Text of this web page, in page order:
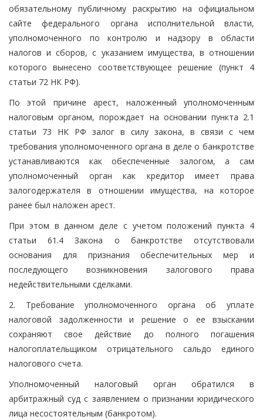
обязательному публичному раскрытию на официальном
сайте федерального органа исполнительной власти,
уполномоченного по контролю и надзору в области
налогов и сборов, с указанием имущества, в отношении
которого вынесено соответствующее решение (пункт 4
статьи 72 НК РФ).
По этой причине арест, наложенный уполномоченным
налоговым органом, порождает на основании пункта 2.1
статьи 73 НК РФ залог в силу закона, в связи с чем
требования уполномоченного органа в деле о банкротстве
устанавливаются как обеспеченные залогом, а сам
уполномоченный орган как кредитор имеет права
залогодержателя в отношении имущества, на которое
ранее был наложен арест.
При этом в данном деле с учетом положений пункта 4
статьи 61.4 Закона о банкротстве отсутствовали
основания для признания обеспечительных мер и
последующего возникновения залогового права
недействительными сделками.
2. Требование уполномоченного органа об уплате
налоговой задолженности и решение о ее взыскании
сохраняют свое действие до полного погашения
налогоплательщиком отрицательного сальдо единого
налогового счета.
Уполномоченный налоговый орган обратился в
арбитражный суд с заявлением о признании юридического
лица несостоятельным (банкротом).